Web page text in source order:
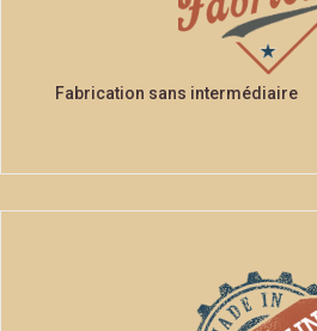
Fabrication sans intermédiaire